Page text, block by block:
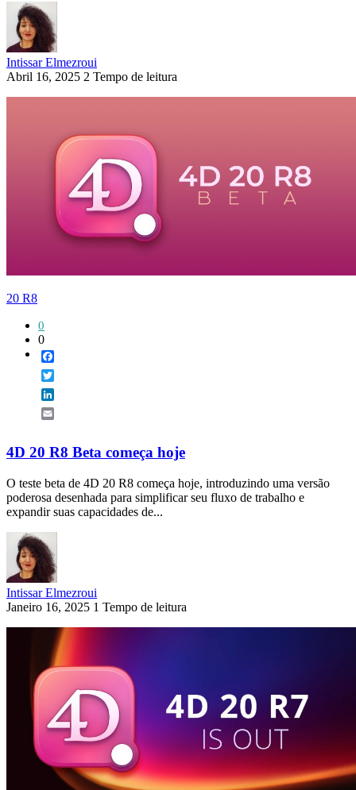
Intissar Elmezroui
Abril 16, 2025 2 Tempo de leitura
20 R8
0
0
4D 20 R8 Beta começa hoje
O teste beta de 4D 20 R8 começa hoje, introduzindo uma versão
poderosa desenhada para simplificar seu fluxo de trabalho e
expandir suas capacidades de...
Intissar Elmezroui
Janeiro 16, 2025 1 Tempo de leitura